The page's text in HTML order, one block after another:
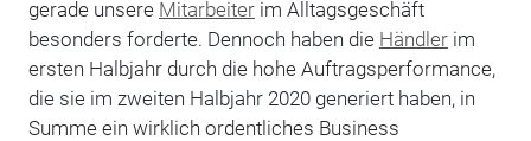
gerade unsere Mitarbeiterim Alltagsgeschäft
besonders forderte. Dennoch haben die Händlerim
ersten Halbjahr durch die hohe Auftragsperformance,
die sie im zweiten Halbjahr 2020 generiert haben, in
Summe ein wirklich ordentliches Business